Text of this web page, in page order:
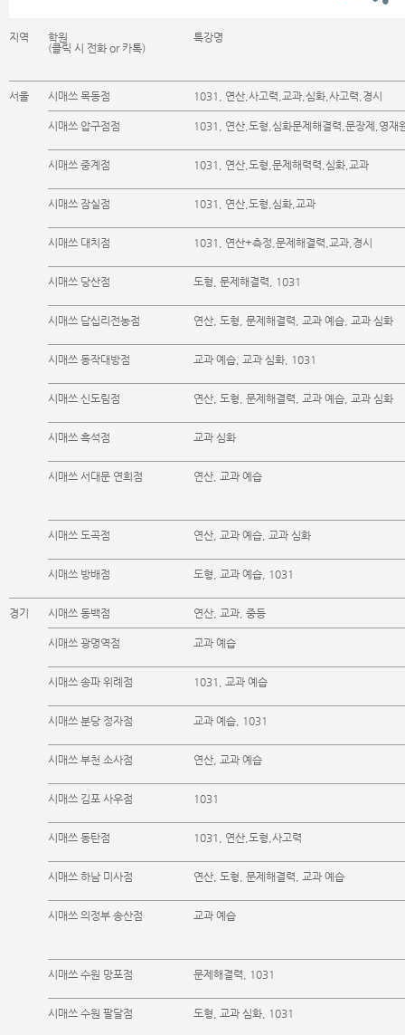
지역
학원
(클릭 시 전화 or 카톡)
특강명
서울 시매쓰 목동점 1031, 연산,사고력,교과,심화,사고력,경시
시매쓰 압구점점 1031, 연산,도형,심화문제해결력,문장제,영재
시매쓰 중계점 1031, 연산,도형,문제해력력,심화,교과
시매쓰 잠실점 1031, 연산,도형,심화,교과
시매쓰 대치점 1031, 연산+측정,문제해결력,교과,경시
시매쓰 당산점 도형, 문제해결력, 1031
시매쓰 답십리전농점 연산, 도형, 문제해결력, 교과 예습, 교과 심화
시매쓰 동작대방점 교과 예습, 교과 심화, 1031
시매쓰 신도림점 연산, 도형, 문제해결력, 교과 예습, 교과 심화
시매쓰 흑석점 교과 심화
시매쓰 서대문 연희점 연산, 교과 예습
시매쓰 도곡점 연산, 교과 예습, 교과 심화
시매쓰 방배점 도형, 교과 예습, 1031
경기 시매쓰 동백점 연산, 교과, 중등
시매쓰 광명역점 교과 예습
시매쓰 송파 위례점 1031, 교과 예습
시매쓰 분당 정자점 교과 예습, 1031
시매쓰 부천 소사점 연산, 교과 예습
시매쓰 김포 사우점 1031
시매쓰 동탄점 1031, 연산,도형,사고력
시매쓰 하남 미사점 연산, 도형, 문제해결력, 교과 예습
시매쓰 의정부 송산점 교과 예습
시매쓰 수원 망포점 문제해결력, 1031
시매쓰 수원 팔달점 도형, 교과 심화, 1031